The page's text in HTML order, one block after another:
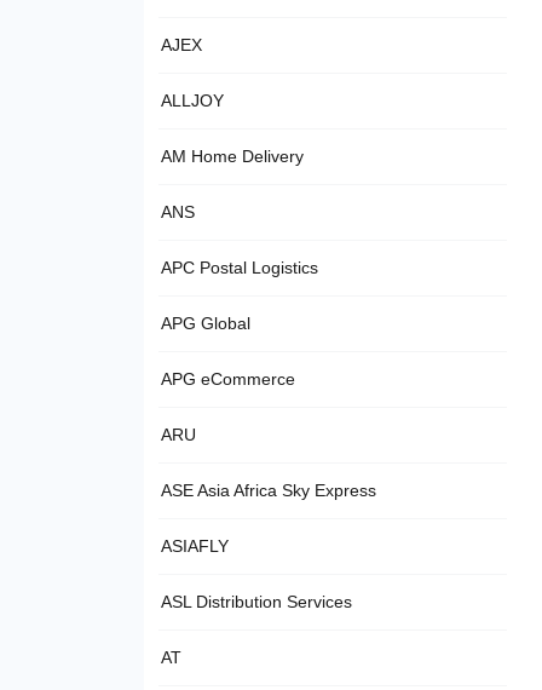
AJEX
ALLJOY
AM Home Delivery
ANS
APC Postal Logistics
APG Global
APG eCommerce
ARU
ASE Asia Africa Sky Express
ASIAFLY
ASL Distribution Services
AT